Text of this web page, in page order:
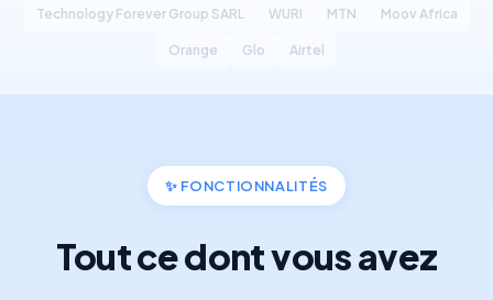
Technology Forever Group SARL WURI MTN Moov Africa
Orange Glo Airtel
✨ FONCTIONNALITÉS
Tout ce dont vous avez